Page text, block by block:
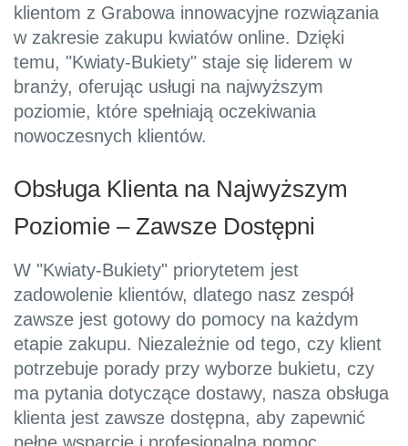
klientom z Grabowa innowacyjne rozwiązania
w zakresie zakupu kwiatów online. Dzięki
temu, "Kwiaty-Bukiety" staje się liderem w
branży, oferując usługi na najwyższym
poziomie, które spełniają oczekiwania
nowoczesnych klientów.
Obsługa Klienta na Najwyższym
Poziomie – Zawsze Dostępni
W "Kwiaty-Bukiety" priorytetem jest
zadowolenie klientów, dlatego nasz zespół
zawsze jest gotowy do pomocy na każdym
etapie zakupu. Niezależnie od tego, czy klient
potrzebuje porady przy wyborze bukietu, czy
ma pytania dotyczące dostawy, nasza obsługa
klienta jest zawsze dostępna, aby zapewnić